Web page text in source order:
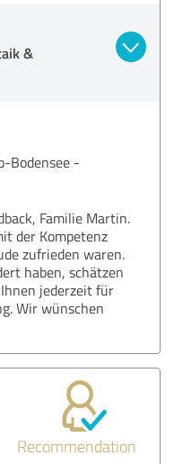
&
Bodensee -
Familie Martin.
der Kompetenz
zufrieden waren.
haben, schätzen
jederzeit für
Wir wünschen
Recommendation